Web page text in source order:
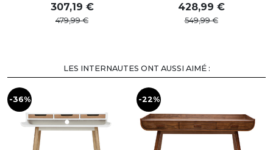
307,19
479,99
428,99
549,99
LES INTERNAUTES ONT AUSSI AIMÉ :
-36% -22%